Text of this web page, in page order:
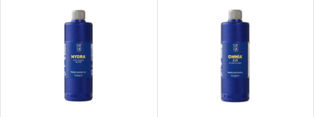
Nejprodávanější